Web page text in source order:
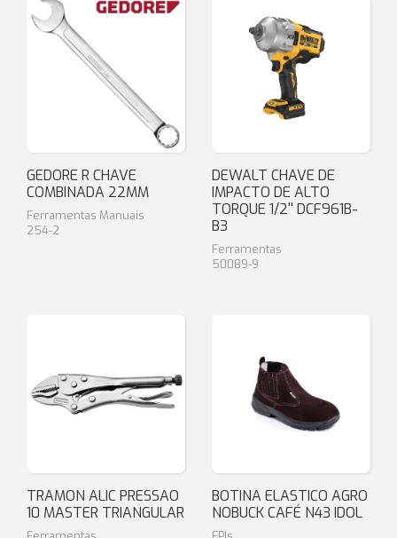
GEDORE R CHAVE
COMBINADA 22MM
Ferramentas Manuais
254-2
DEWALT CHAVE DE
IMPACTO DE ALTO
TORQUE 1/2'' DCF961B-
B3
Ferramentas
50089-9
TRAMON ALIC PRESSAO
10 MASTER TRIANGULAR
BOTINA ELASTICO AGRO
NOBUCK CAFÉ N43 IDOL